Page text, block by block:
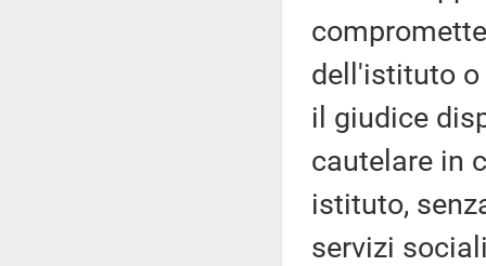
dell'istituto o
il giudice
cautelare in
istituto,
servizi